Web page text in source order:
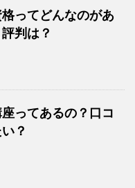
ってどんなのがあ
判は？
ってあるの？口コ
？